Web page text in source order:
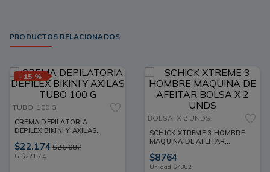
PRODUCTOS RELACIONADOS
- 15 %
TUBO 100 G
CREMA DEPILATORIA
DEPILEX BIKINI Y AXILAS
$22.174 $26.087
G $221,74
BOLSA X 2 UNDS
SCHICK XTREME 3 HOMBRE
MAQUINA DE AFEITAR
$8764
Unidad $4382